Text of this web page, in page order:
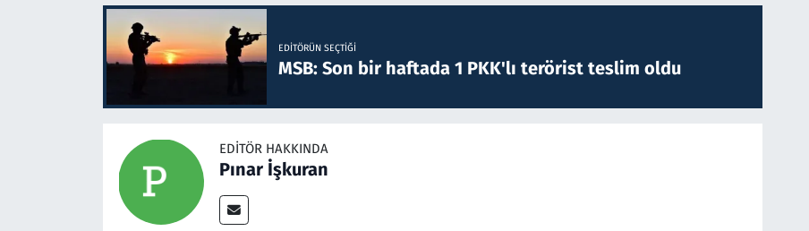
EDITÖRÜN SEÇTIĞI
MSB: Son bir haftada 1 PKK'lı terörist teslim oldu
EDITÖR HAKKINDA
Pınar İşkuran